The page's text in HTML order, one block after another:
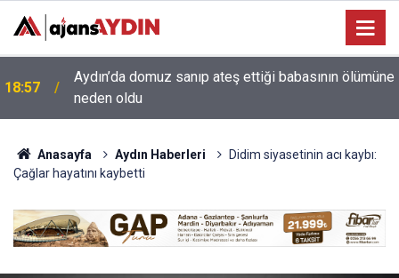
18:13 Yeni Parti'nin Aydın kurucu yönetimi belli oldu
Anasayfa Aydın Haberleri
Didim siyasetinin acı kaybı:
Çağlar hayatını kaybetti